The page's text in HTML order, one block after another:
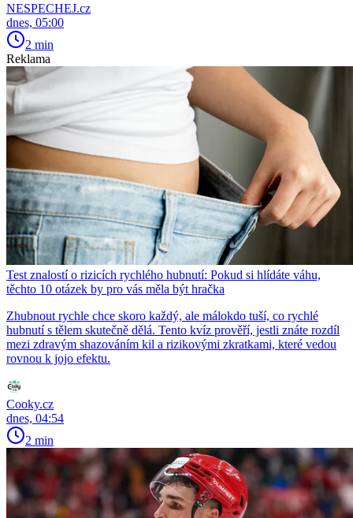
NESPECHEJ.cz
dnes, 05:00
2 min
Reklama
Test znalostí o rizicích rychlého hubnutí: Pokud si hlídáte váhu,
těchto 10 otázek by pro vás měla být hračka
Zhubnout rychle chce skoro každý, ale málokdo tuší, co rychlé
hubnutí s tělem skutečně dělá. Tento kvíz prověří, jestli znáte rozdíl
mezi zdravým shazováním kil a rizikovými zkratkami, které vedou
rovnou k jojo efektu.
Cooky.cz
dnes, 04:54
2 min